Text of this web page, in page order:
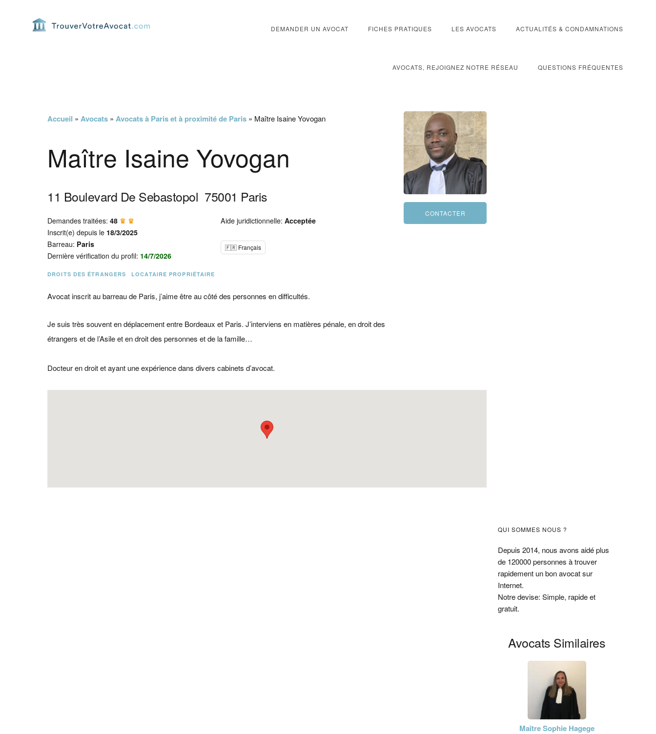
DEMANDER UN AVOCAT FICHES PRATIQUES LES AVOCATS ACTUALITÉS & CONDAMNATIONS
AVOCATS, REJOIGNEZ NOTRE RÉSEAU QUESTIONS FRÉQUENTES
Accueil » Avocats » Avocats à Paris et à proximité de Paris » Maître Isaine Yovogan
Maître Isaine Yovogan
11 Boulevard De Sebastopol 75001 Paris
Demandes traitées:48 ♛ ♛
Inscrit(e) depuis le 18/3/2025
Barreau: Paris
Dernière vérification du profil: 14/7/2026
Aide juridictionnelle:Acceptée
🇫🇷 Français
DROITS DES ÉTRANGERS LOCATAIRE PROPRIÉTAIRE
Avocat inscrit au barreau de Paris, j’aime être au côté des personnes en difficultés.
Je suis très souvent en déplacement entre Bordeaux et Paris. J’interviens en matières pénale, en droit des
étrangers et de l’Asile et en droit des personnes et de la famille…
Docteur en droit et ayant une expérience dans divers cabinets d’avocat.
Barre
latérale
principale
QUI SOMMES NOUS ?
Depuis 2014, nous avons aidé plus
de 120000 personnes à trouver
rapidement un bon avocat sur
Internet.
Notre devise: Simple, rapide et
gratuit.
Avocats Similaires
Maître Sophie Hagege